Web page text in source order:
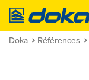
Doka
Doka Références